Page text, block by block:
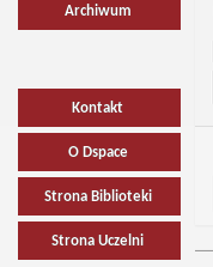
Archiwum
Kontakt
O Dspace
Strona Biblioteki
Strona Uczelni